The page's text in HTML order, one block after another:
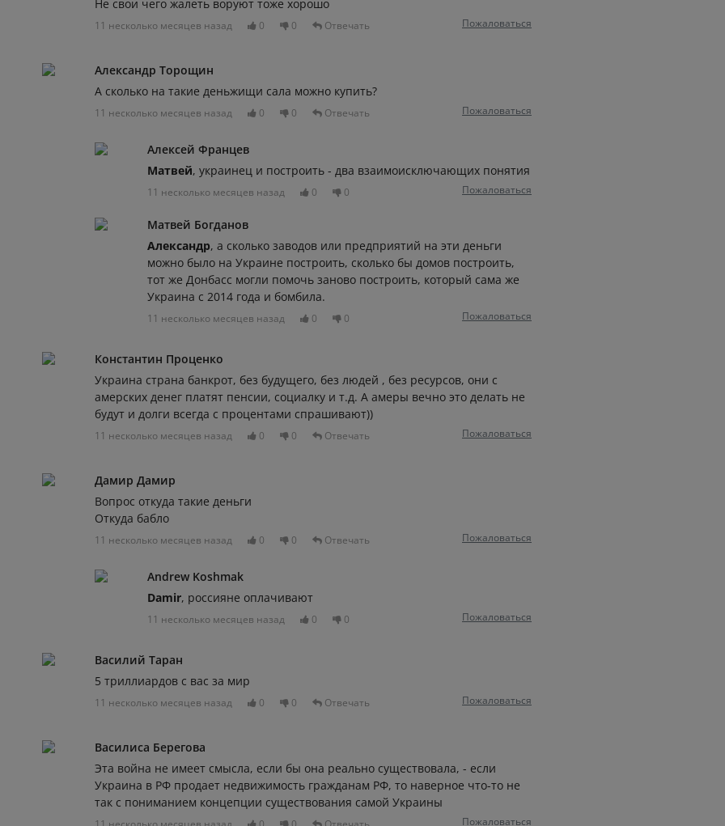
Не свои чего жалеть воруют тоже хорошо
11 несколько месяцев назад 0 0 Отвечать Пожаловаться
Александр Торощин
А сколько на такие деньжищи сала можно купить?
11 несколько месяцев назад 0 0 Отвечать Пожаловаться
Алексей Францев
Матвей, украинец и построить - два взаимоисключающих понятия
11 несколько месяцев назад 0 0 Пожаловаться
Матвей Богданов
Александр, а сколько заводов или предприятий на эти деньги
можно было на Украине построить, сколько бы домов построить,
тот же Донбасс могли помочь заново построить, который сама же
Украина с 2014 года и бомбила.
11 несколько месяцев назад 0 0 Пожаловаться
Константин Проценко
Украина страна банкрот, без будущего, без людей , без ресурсов, они с
амерских денег платят пенсии, социалку и т.д. А амеры вечно это делать не
будут и долги всегда с процентами спрашивают))
11 несколько месяцев назад 0 0 Отвечать Пожаловаться
Дамир Дамир
Вопрос откуда такие деньги
Откуда бабло
11 несколько месяцев назад 0 0 Отвечать Пожаловаться
Andrew Koshmak
Damir, россияне оплачивают
11 несколько месяцев назад 0 0 Пожаловаться
Василий Таран
5 триллиардов с вас за мир
11 несколько месяцев назад 0 0 Отвечать Пожаловаться
Василиса Берегова
Эта война не имеет смысла, если бы она реально существовала, - если
Украина в РФ продает недвижимость гражданам РФ, то наверное что-то не
так с пониманием концепции существования самой Украины
Пожаловаться